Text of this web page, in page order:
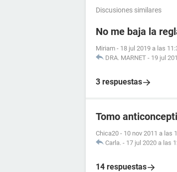
Discusiones similares
No me baja la
Miriam - 18 jul 2019 a las
DRA. MARNET - 19 jul
3 respuestas
Tomo
Chica20 - 10 nov 2011 a las
Carla. - 17 jul 2020 a las
14 respuestas